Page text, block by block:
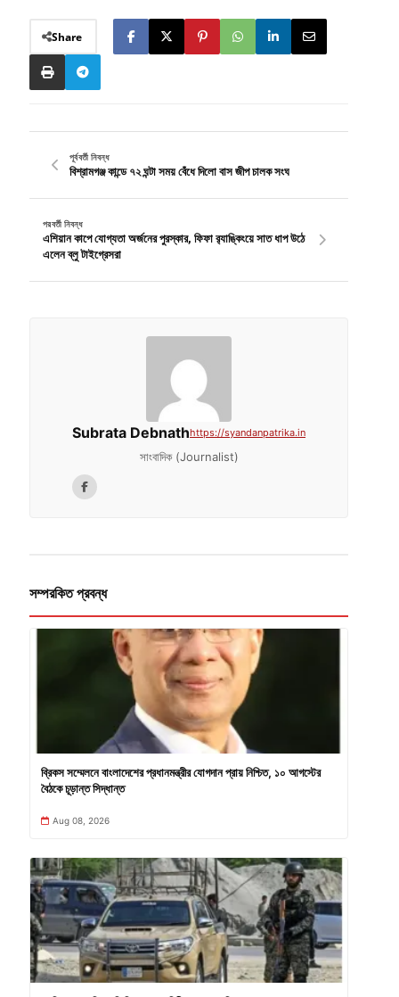
Share
পূর্ববর্তী নিবন্ধ
বিশ্রামগঞ্জ কান্ডে ৭২ ঘন্টা সময় বেঁধে দিলো বাস জীপ চালক‌ সংঘ
পরবর্তী নিবন্ধ
এশিয়ান কাপে যোগ্যতা অর্জনের পুরস্কার, ফিফা র‍্যাঙ্কিংয়ে সাত ধাপ উঠে
এলেন ব্লু টাইগ্রেসরা
Subrata Debnathhttps://syandanpatrika.in
সাংবাদিক (Journalist)
সম্পরকিত প্রবন্ধ
ব্রিকস সম্মেলনে বাংলাদেশের প্রধানমন্ত্রীর যোগদান প্রায় নিশ্চিত, ১০ আগস্টের
বৈঠকে চূড়ান্ত সিদ্ধান্ত
Aug 08, 2026